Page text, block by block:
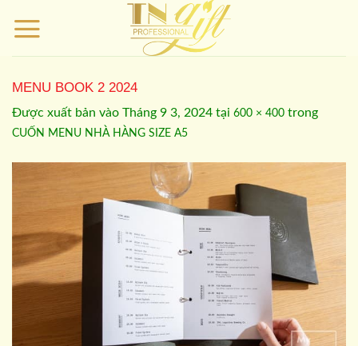
qua
MENU BOOK 2 2024
Được xuất bản vào Tháng 9 3, 2024 tại 600 × 400 trong
CUỐN MENU NHÀ HÀNG SIZE A5